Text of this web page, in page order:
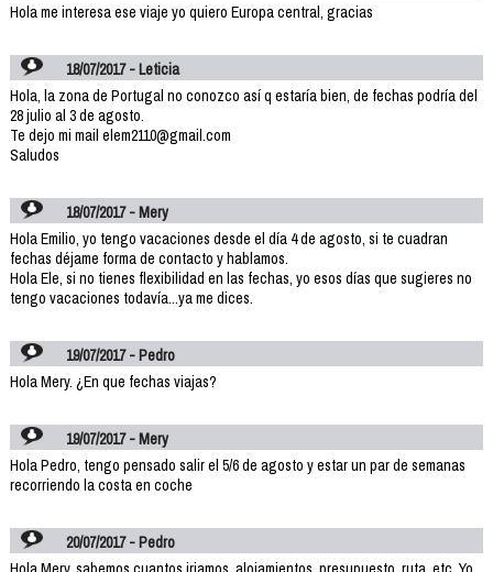
Hola me interesa ese viaje yo quiero Europa central, gracias
18/07/2017 - Leticia
Hola, la zona de Portugal no conozco así q estaría bien, de fechas podría del
28 julio al 3 de agosto.
Te dejo mi mail elem2110@gmail.com
Saludos
18/07/2017 - Mery
Hola Emilio, yo tengo vacaciones desde el día 4 de agosto, si te cuadran
fechas déjame forma de contacto y hablamos.
Hola Ele, si no tienes flexibilidad en las fechas, yo esos días que sugieres no
tengo vacaciones todavía...ya me dices.
19/07/2017 - Pedro
Hola Mery. ¿En que fechas viajas?
19/07/2017 - Mery
Hola Pedro, tengo pensado salir el 5/6 de agosto y estar un par de semanas
recorriendo la costa en coche
20/07/2017 - Pedro